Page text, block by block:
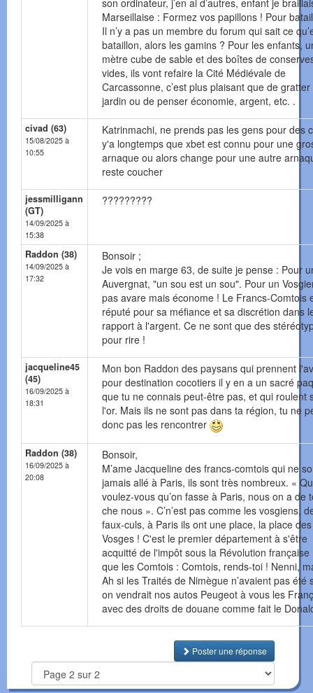
son ordinateur, j’en ai d’autres, enfant je
Marseillaise : Formez vos papillons ! Pour
Il n’y a pas un membre du forum qui sait ce
bataillon, alors les gamins ? Pour les enfants,
mètre cube de sable et des boîtes de
vides, ils vont refaire la Cité Médiévale de
Carcassonne, c’est plus plaisant que de gratter
jardin ou de penser économie, argent, etc. .
civad (63)
15/08/2025 à
10:55
Katrinmachi, ne prends pas les gens pour des
y'a longtemps que xbet est connu pour une
arnaque ou alors change pour une autre
reste coucher
jessmilligann
(GT)
14/09/2025 à
15:38
?????????
Raddon (38)
14/09/2025 à
17:32
Bonsoir ;
Je vois en marge 63, de suite je pense : Pour
Auvergnat, "un sou est un sou". Pour un
pas avare mais économe ! Le Francs-Comtois
réputé pour sa méfiance et sa discrétion dans
rapport à l'argent. Ce ne sont que des
pour rire !
jacqueline45
(45)
16/09/2025 à
18:31
Mon bon Raddon des paysans qui prennent
pour destination cocotiers il y en a un sacré
que tu ne connais peut-être pas, et qui roulent
l'or. Mais ils ne sont pas dans ta région, tu ne
donc pas les rencontrer
Raddon (38)
16/09/2025 à
20:08
Bonsoir,
M’ame Jacqueline des francs-comtois qui ne
jamais allé à Paris, ils sont très nombreux. «
voulez-vous qu’on fasse à Paris, nous on a de
che nous ». C’n’est pas comme les vosgiens,
faux-culs, à Paris ils ont une place, la place des
Vosges ! C'est le premier département à s'être
acquitté de l'impôt sous la Révolution française
que les Comtois : Comtois, rends-toi ! Nenni,
Ah si les Traités de Nimègue n’avaient pas été
on vendrait nos autos Peugeot à vous les
avec des droits de douane comme fait le
Poster une réponse